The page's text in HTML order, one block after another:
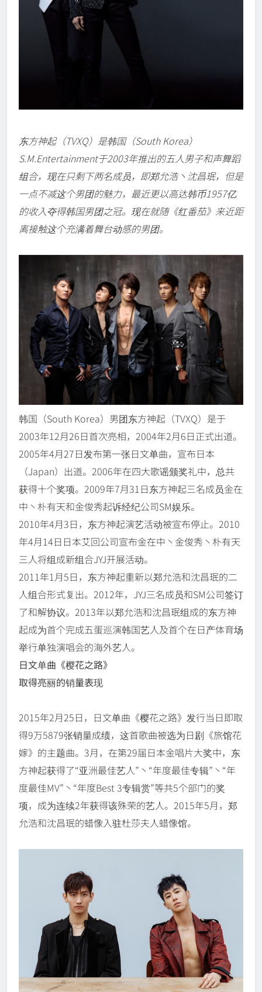
东方神起（TVXQ）是韩国（South Korea）
S.M.Entertainment于2003年推出的五人男子和声舞蹈
组合，现在只剩下两名成员，即郑允浩丶沈昌珉，但是
一点不减这个男团的魅力，最近更以高达韩币1957亿
的收入夺得韩国男团之冠。现在就随《红番茄》来近距
离接触这个充满着舞台动感的男团。
韩国（South Korea）男团东方神起（TVXQ）是于
2003年12月26日首次亮相，2004年2月6日正式出道。
2005年4月27日发布第一张日文单曲，宣布日本
（Japan）出道。2006年在四大歌谣颁奖礼中，总共
获得十个奖项。2009年7月31日东方神起三名成员金在
中丶朴有天和金俊秀起诉经纪公司SM娱乐。
2010年4月3日，东方神起演艺活动被宣布停止。2010
年4月14日日本艾回公司宣布金在中丶金俊秀丶朴有天
三人将组成新组合JYJ开展活动。
2011年1月5日，东方神起重新以郑允浩和沈昌珉的二
人组合形式复出。2012年，JYJ三名成员和SM公司签订
了和解协议。2013年以郑允浩和沈昌珉组成的东方神
起成为首个完成五蛋巡演韩国艺人及首个在日产体育场
举行单独演唱会的海外艺人。
日文单曲《樱花之路》
取得亮丽的销量表现
2015年2月25日，日文单曲《樱花之路》发行当日即取
得9万5879张销量成绩，这首歌曲被选为日剧《旅馆花
嫁》的主题曲。3月，在第29届日本金唱片大奖中，东
方神起获得了“亚洲最佳艺人”丶“年度最佳专辑”丶“年
度最佳MV”丶“年度Best 3专辑赏”等共5个部门的奖
项，成为连续2年获得该殊荣的艺人。2015年5月，郑
允浩和沈昌珉的蜡像入驻杜莎夫人蜡像馆。